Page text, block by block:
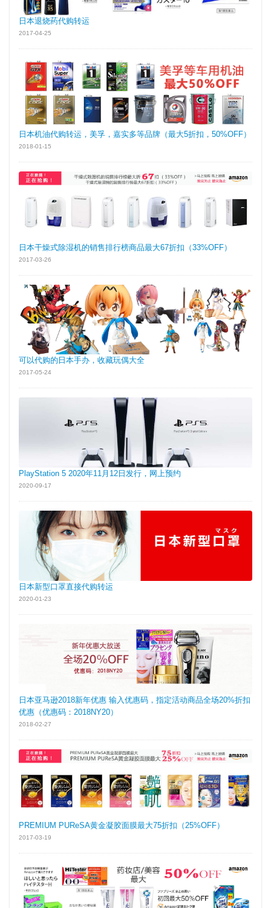
日本退烧药代购转运
2017-04-25
日本机油代购转运，美孚，嘉实多等品牌（最大5折扣，50%OFF）
2018-01-15
日本干燥式除湿机的销售排行榜商品最大67折扣（33%OFF）
2017-03-26
可以代购的日本手办，收藏玩偶大全
2017-05-24
PlayStation 5 2020年11月12日发行，网上预约
2020-09-17
日本新型口罩直接代购转运
2020-01-23
日本亚马逊2018新年优惠 输入优惠码，指定活动商品全场20%折扣
优惠（优惠码：2018NY20）
2018-02-27
PREMIUM PUReSA黄金凝胶面膜最大75折扣（25%OFF）
2017-03-19